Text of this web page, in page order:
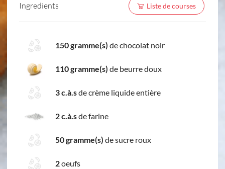
Ingredients Liste de courses
150 gramme(s) de chocolat noir
110 gramme(s) de beurre doux
3 c.à.sde crème liquide entière
2 c.à.sde farine
50 gramme(s) de sucre roux
2oeufs